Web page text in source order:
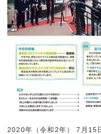
2020年（令和2年） 7月15